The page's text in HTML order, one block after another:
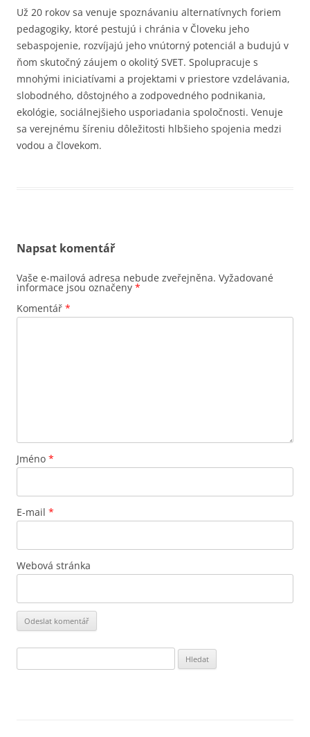
Už 20 rokov sa venuje spoznávaniu alternatívnych foriem
pedagogiky, ktoré pestujú i chránia v Človeku jeho
sebaspojenie, rozvíjajú jeho vnútorný potenciál a budujú v
ňom skutočný záujem o okolitý SVET. Spolupracuje s
mnohými iniciatívami a projektami v priestore vzdelávania,
slobodného, dôstojného a zodpovedného podnikania,
ekológie, sociálnejšieho usporiadania spoločnosti. Venuje
sa verejnému šíreniu dôležitosti hlbšieho spojenia medzi
vodou a človekom.
Napsat komentář
Vaše e-mailová adresa nebude zveřejněna. Vyžadované
informace jsou označeny *
Komentář *
Jméno *
E-mail *
Webová stránka